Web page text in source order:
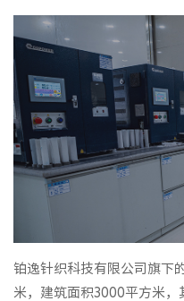
铂逸针织科技有限公司旗下
米，建筑面积3000平方米